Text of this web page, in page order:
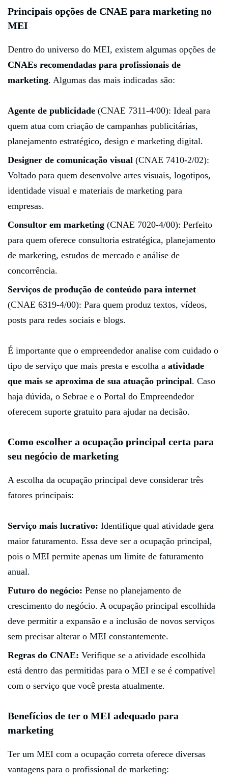
Principais opções de CNAE para marketing no
MEI
Dentro do universo do MEI, existem algumas opções de
CNAEs recomendadas para profissionais de
marketing. Algumas das mais indicadas são:
Agente de publicidade (CNAE 7311-4/00): Ideal para
quem atua com criação de campanhas publicitárias,
planejamento estratégico, design e marketing digital.
Designer de comunicação visual (CNAE 7410-2/02):
Voltado para quem desenvolve artes visuais, logotipos,
identidade visual e materiais de marketing para
empresas.
Consultor em marketing (CNAE 7020-4/00): Perfeito
para quem oferece consultoria estratégica, planejamento
de marketing, estudos de mercado e análise de
concorrência.
Serviços de produção de conteúdo para internet
(CNAE 6319-4/00): Para quem produz textos, vídeos,
posts para redes sociais e blogs.
É importante que o empreendedor analise com cuidado o
tipo de serviço que mais presta e escolha a atividade
que mais se aproxima de sua atuação principal. Caso
haja dúvida, o Sebrae e o Portal do Empreendedor
oferecem suporte gratuito para ajudar na decisão.
Como escolher a ocupação principal certa para
seu negócio de marketing
A escolha da ocupação principal deve considerar três
fatores principais:
Serviço mais lucrativo: Identifique qual atividade gera
maior faturamento. Essa deve ser a ocupação principal,
pois o MEI permite apenas um limite de faturamento
anual.
Futuro do negócio: Pense no planejamento de
crescimento do negócio. A ocupação principal escolhida
deve permitir a expansão e a inclusão de novos serviços
sem precisar alterar o MEI constantemente.
Regras do CNAE: Verifique se a atividade escolhida
está dentro das permitidas para o MEI e se é compatível
com o serviço que você presta atualmente.
Benefícios de ter o MEI adequado para
marketing
Ter um MEI com a ocupação correta oferece diversas
vantagens para o profissional de marketing: